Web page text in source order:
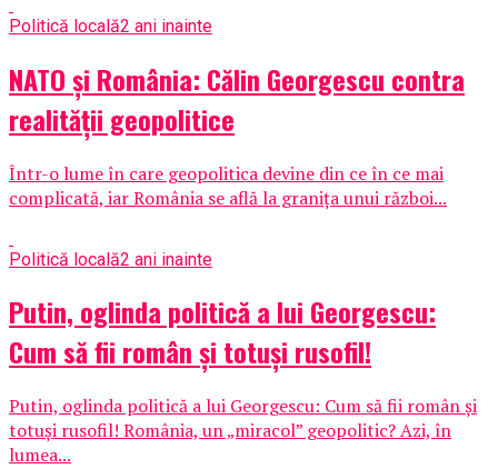
Politică locală2 ani inainte
NATO și România: Călin Georgescu contra
realității geopolitice
Într-o lume în care geopolitica devine din ce în ce mai
complicată, iar România se află la granița unui război...
Politică locală2 ani inainte
Putin, oglinda politică a lui Georgescu:
Cum să fii român și totuși rusofil!
Putin, oglinda politică a lui Georgescu: Cum să fii român și
totuși rusofil! România, un „miracol” geopolitic? Azi, în
lumea...